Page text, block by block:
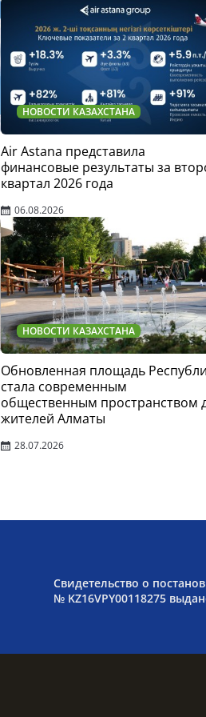
НОВОСТИ КАЗАХСТАНА
Air Astana представила
финансовые результаты за
квартал 2026 года
06.08.2026
НОВОСТИ КАЗАХСТАНА
Обновленная площадь
стала современным
общественным пространством
жителей Алматы
28.07.2026
Свидетельство о
№ KZ16VPY00118275